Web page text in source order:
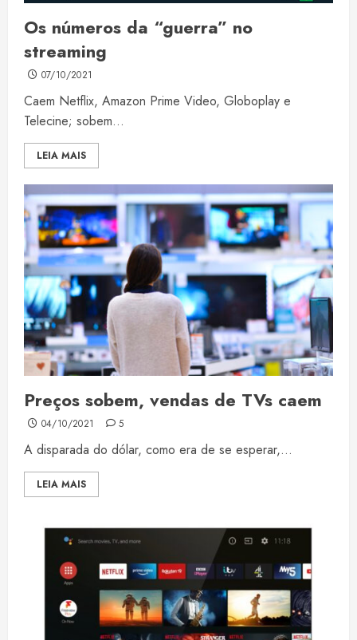
Os números da “guerra” no
streaming
07/10/2021
Caem Netflix, Amazon Prime Video, Globoplay e
Telecine; sobem...
LEIA MAIS
Preços sobem, vendas de TVs caem
04/10/2021 5
A disparada do dólar, como era de se esperar,...
LEIA MAIS